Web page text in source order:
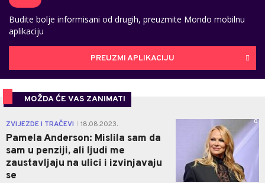
Budite bolje informisani od drugih, preuzmite Mondo mobilnu
aplikaciju
PREUZMI APLIKACIJU
MOŽDA ĆE VAS ZANIMATI
ZVIJEZDE I TRAČEVI 18.08.2023.
Pamela Anderson: Mislila sam da
sam u penziji, ali ljudi me
zaustavljaju na ulici i izvinjavaju
se
0